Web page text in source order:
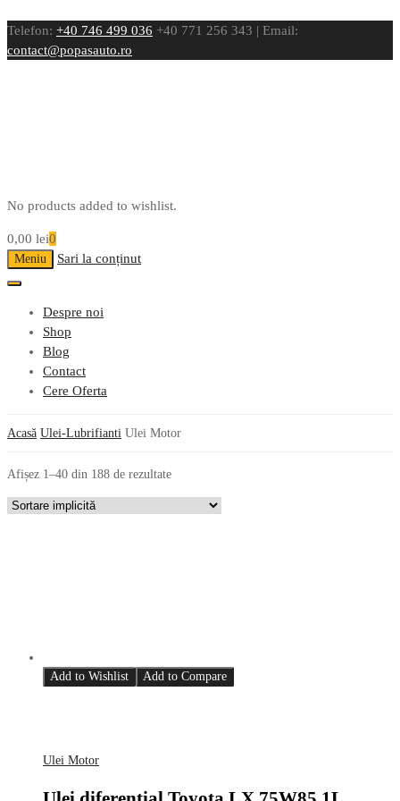
Telefon: +40 746 499 036 +40 771 256 343 | Email:
contact@popasauto.ro
No products added to wishlist.
0,00 lei0
Meniu Sari la conținut
Despre noi
Shop
Blog
Contact
Cere Oferta
Acasă Ulei-Lubrifianti Ulei Motor
Afișez 1–40 din 188 de rezultate
Add to Wishlist Add to Compare
Ulei Motor